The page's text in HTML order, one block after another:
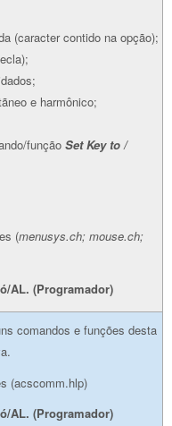
(caracter contido na opção);
e harmônico;
função Set Key to /
(menusys.ch; mouse.ch;
AL. (Programador)
comandos e funções desta
(acscomm.hlp)
AL. (Programador)